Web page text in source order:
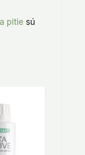
pitie sú